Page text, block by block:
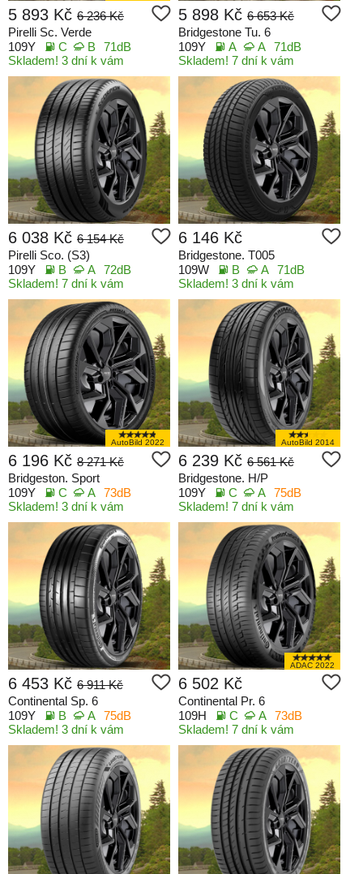
5 893 Kč 6 236 Kč
Pirelli Sc. Verde
109Y
C B 71dB
Skladem! 3 dní k vám
5 898 Kč 6 653 Kč
Bridgestone Tu. 6
109Y
A A 71dB
Skladem! 7 dní k vám
6 038 Kč 6 154 Kč
Pirelli Sco. (S3)
109Y
B A 72dB
Skladem! 7 dní k vám
6 146 Kč
Bridgestone. T005
109W
B A 71dB
Skladem! 3 dní k vám
AutoBild 2022
6 196 Kč 8 271 Kč
Bridgeston. Sport
109Y
C A 73dB
Skladem! 3 dní k vám
AutoBild 2014
6 239 Kč 6 561 Kč
Bridgestone. H/P
109Y
C A 75dB
Skladem! 7 dní k vám
6 453 Kč 6 911 Kč
Continental Sp. 6
109Y
B A 75dB
Skladem! 3 dní k vám
ADAC 2022
6 502 Kč
Continental Pr. 6
109H
C A 73dB
Skladem! 7 dní k vám